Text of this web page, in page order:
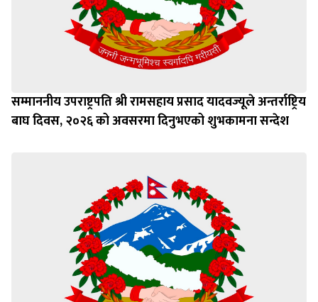
सम्माननीय उपराष्ट्रपति श्री रामसहाय प्रसाद यादवज्यूले अन्तर्राष्ट्रिय
बाघ दिवस, २०२६ को अवसरमा दिनुभएको शुभकामना सन्देश